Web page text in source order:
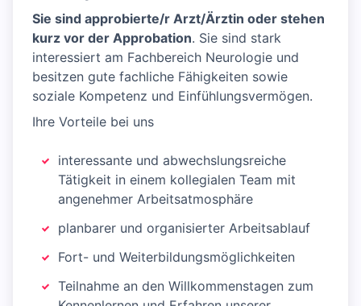
Sie sind approbierte/r Arzt/Ärztin oder stehen
kurz vor der Approbation. Sie sind stark
interessiert am Fachbereich Neurologie und
besitzen gute fachliche Fähigkeiten sowie
soziale Kompetenz und Einfühlungsvermögen.
Ihre Vorteile bei uns
interessante und abwechslungsreiche
Tätigkeit in einem kollegialen Team mit
angenehmer Arbeitsatmosphäre
planbarer und organisierter Arbeitsablauf
Fort- und Weiterbildungsmöglichkeiten
Teilnahme an den Willkommenstagen zum